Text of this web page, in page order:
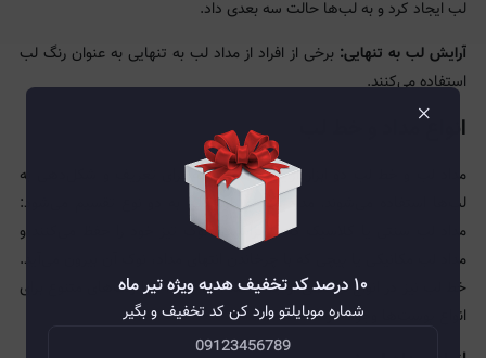
لب ایجاد کرد و به لب‌ها حالت سه بعدی داد.
آرایش لب به تنهایی: برخی از افراد از مداد لب به تنهایی به عنوان رنگ لب
استفاده می‌کنند.
انواع مداد و خط لب
مداد لب و خط لب دو ابزار آرایشی هستند که برای تعریف و شکل‌دهی به
لب‌ها استفاده می‌شوند. مداد لب به طور کلی به دو نوع تقسیم می‌شود:
مداد لب سنتی یا کلاسیک که با تراشیدن نوک تیز خود را حفظ می‌کنند و
مداد لب مکانیکی یا پیچی که با چرخاندن انتهای مداد، نوک آن بیرون می‌آید.
خط لب نیز در انواع مختلفی از جمله ضد آب، مات، و با رنگ‌های متنوع برای
انواع پوست‌ها وجود دارد.
×
۱۰ درصد کد تخفیف هدیه ویژه تیر ماه
شماره موبایلتو وارد کن کد تخفیف و بگیر